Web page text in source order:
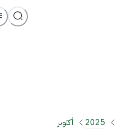
2025 أكتوبر